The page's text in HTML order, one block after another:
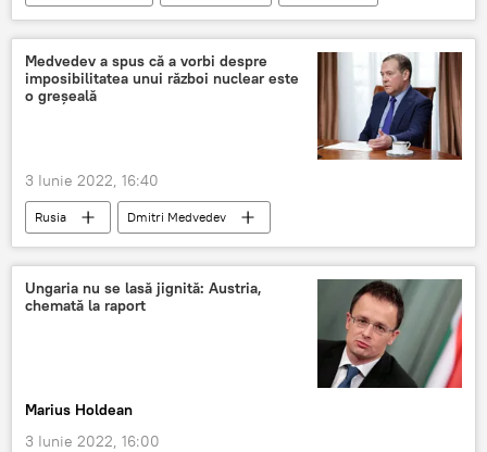
COVID-19
Medvedev a spus că a vorbi despre
imposibilitatea unui război nuclear este
o greșeală
3 Iunie 2022, 16:40
Rusia
Dmitri Medvedev
Război nuclear
Rusia
Consiliul de Securitate
Ungaria nu se lasă jignită: Austria,
chemată la raport
Marius Holdean
3 Iunie 2022, 16:00